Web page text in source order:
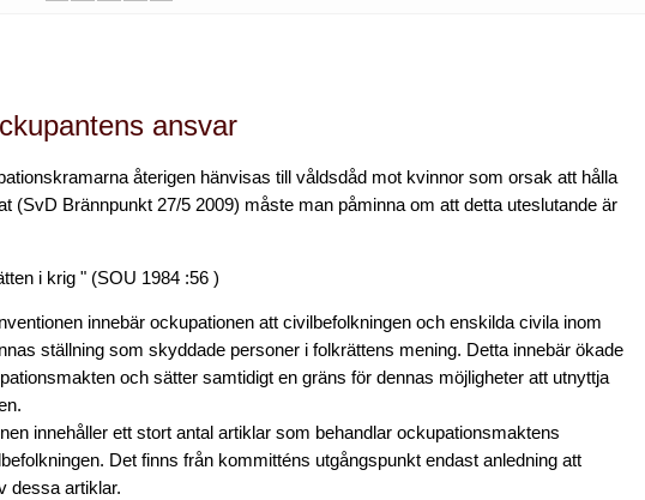
ansvar
återigen hänvisas till våldsdåd mot kvinnor som orsak att hålla
(SvD Brännpunkt 27/5 2009) måste man påminna om att detta uteslutande är
i krig " (SOU 1984 :56 )
innebär ockupationen att civilbefolkningen och enskilda civila inom
ställning som skyddade personer i folkrättens mening. Detta innebär ökade
och sätter samtidigt en gräns för dennas möjligheter att utnyttja
innehåller ett stort antal artiklar som behandlar ockupationsmaktens
Det finns från kommitténs utgångspunkt endast anledning att
dessa artiklar.